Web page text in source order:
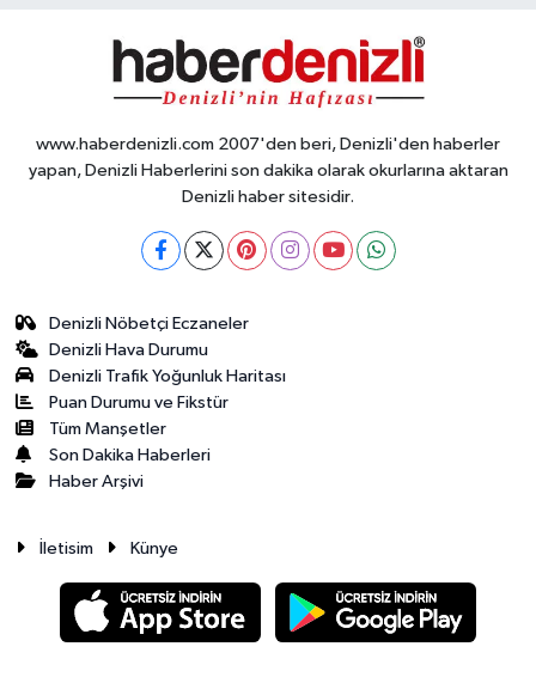
www.haberdenizli.com 2007'den beri, Denizli'den haberler
yapan, Denizli Haberlerini son dakika olarak okurlarına aktaran
Denizli haber sitesidir.
Denizli Nöbetçi Eczaneler
Denizli Hava Durumu
Denizli Trafik Yoğunluk Haritası
Puan Durumu ve Fikstür
Tüm Manşetler
Son Dakika Haberleri
Haber Arşivi
İletisim Künye